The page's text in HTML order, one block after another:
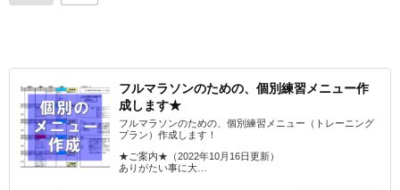
フルマラソンのための、個別練習メニュー作
成します★
フルマラソンのための、個別練習メニュー（トレーニング
プラン）作成します！
★ご案内★（2022年10月16日更新）
ありがたい事に大…